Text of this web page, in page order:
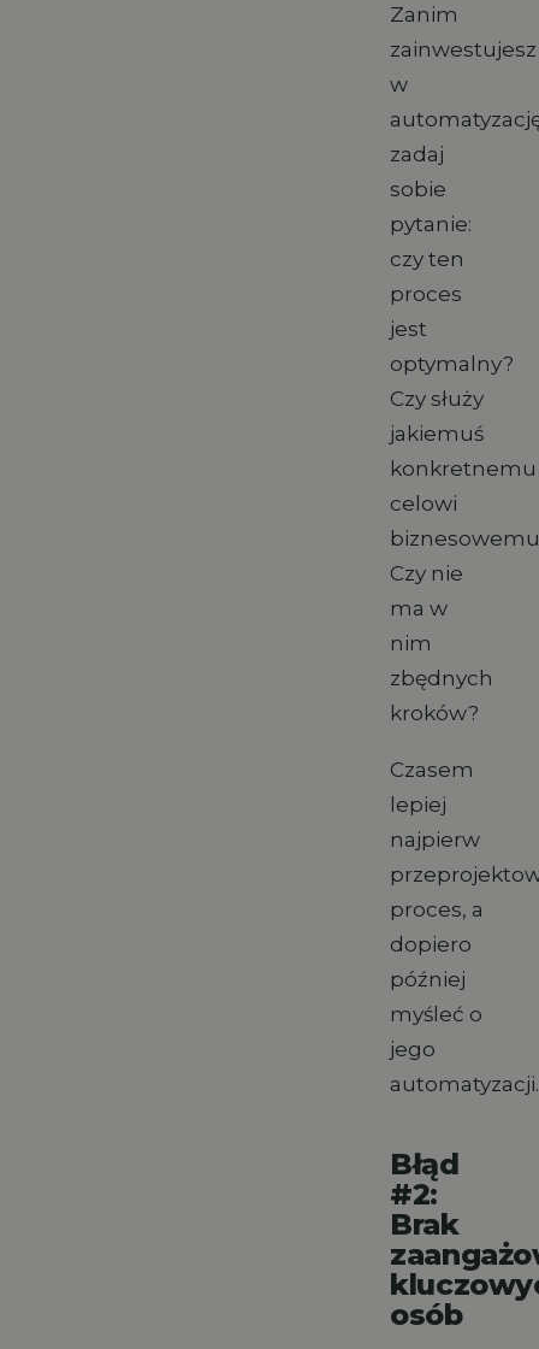
Zanim
zainwestujesz
w
zadaj
sobie
pytanie:
czy ten
proces
jest
optymalny?
Czy służy
jakiemuś
konkretnemu
celowi
Czy nie
ma w
nim
zbędnych
kroków?
Czasem
lepiej
najpierw
proces, a
dopiero
później
myśleć o
jego
automatyzacji.
Błąd
#2:
Brak
osób